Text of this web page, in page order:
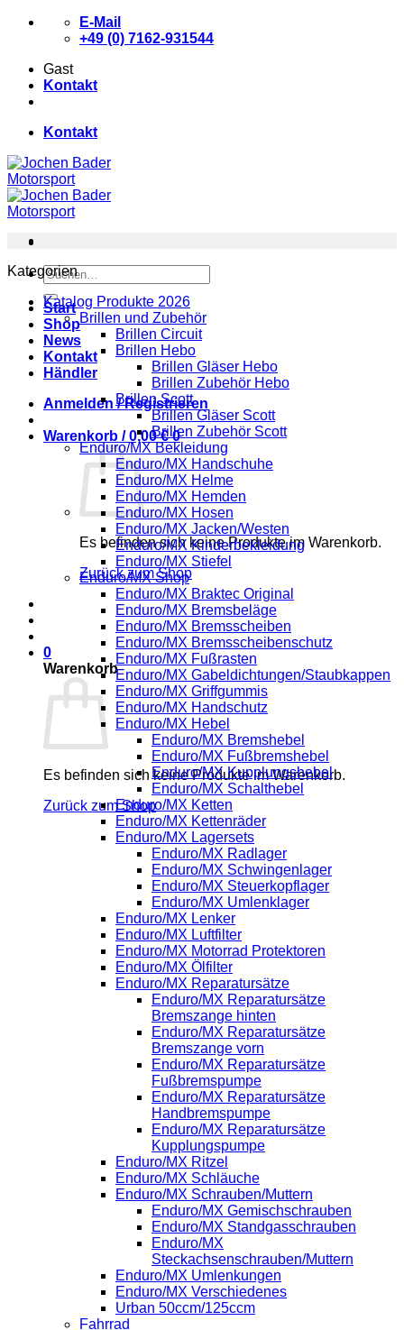
Zum
E-Mail
+49 (0) 7162-931544
Gast
Kontakt
Kontakt
Suchen
nach:
Start
Shop
News
Kontakt
Händler
Anmelden / Registrieren
Warenkorb /0,00€ 0
Es befinden sich keine Produkte im Warenkorb.
Zurück zum Shop
0
Warenkorb
Es befinden sich keine Produkte im Warenkorb.
Zurück zum Shop
Kategorien
Katalog Produkte 2026
Brillen und Zubehör
Brillen Circuit
Brillen Hebo
Brillen Gläser Hebo
Brillen Zubehör Hebo
Brillen Scott
Brillen Gläser Scott
Brillen Zubehör Scott
Enduro/MX Bekleidung
Enduro/MX Handschuhe
Enduro/MX Helme
Enduro/MX Hemden
Enduro/MX Hosen
Enduro/MX Jacken/Westen
Enduro/MX Kinderbekleidung
Enduro/MX Stiefel
Enduro/MX Shop
Enduro/MX Braktec Original
Enduro/MX Bremsbeläge
Enduro/MX Bremsscheiben
Enduro/MX Bremsscheibenschutz
Enduro/MX Fußrasten
Enduro/MX Gabeldichtungen/Staubkappen
Enduro/MX Griffgummis
Enduro/MX Handschutz
Enduro/MX Hebel
Enduro/MX Bremshebel
Enduro/MX Fußbremshebel
Enduro/MX Kupplungshebel
Enduro/MX Schalthebel
Enduro/MX Ketten
Enduro/MX Kettenräder
Enduro/MX Lagersets
Enduro/MX Radlager
Enduro/MX Schwingenlager
Enduro/MX Steuerkopflager
Enduro/MX Umlenklager
Enduro/MX Lenker
Enduro/MX Luftfilter
Enduro/MX Motorrad Protektoren
Enduro/MX Ölfilter
Enduro/MX Reparatursätze
Enduro/MX Reparatursätze
Bremszange hinten
Enduro/MX Reparatursätze
Bremszange vorn
Enduro/MX Reparatursätze
Fußbremspumpe
Enduro/MX Reparatursätze
Handbremspumpe
Enduro/MX Reparatursätze
Kupplungspumpe
Enduro/MX Ritzel
Enduro/MX Schläuche
Enduro/MX Schrauben/Muttern
Enduro/MX Gemischschrauben
Enduro/MX Standgasschrauben
Enduro/MX
Steckachsenschrauben/Muttern
Enduro/MX Umlenkungen
Enduro/MX Verschiedenes
Urban 50ccm/125ccm
Fahrrad